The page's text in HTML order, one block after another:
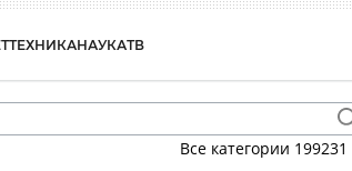
ТЕХНИКАНАУКАТВ
Все категории 199231